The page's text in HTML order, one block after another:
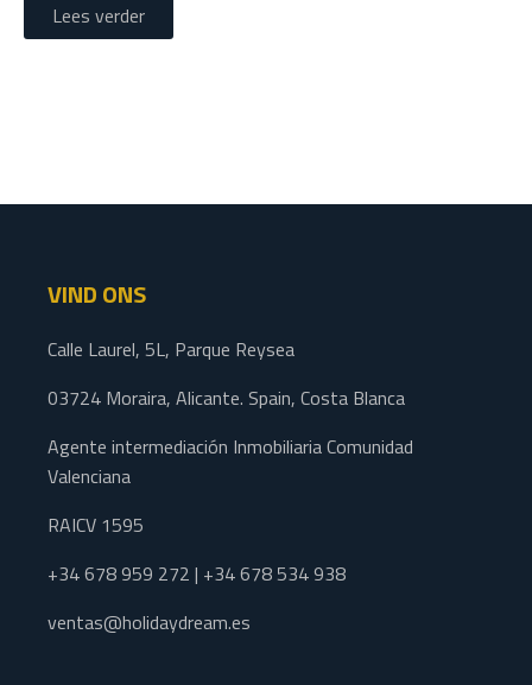
Lees verder
VIND ONS
Calle Laurel, 5L, Parque Reysea
03724 Moraira, Alicante. Spain, Costa Blanca
Agente intermediación Inmobiliaria Comunidad
Valenciana
RAICV 1595
+34 678 959 272 | +34 678 534 938
ventas@holidaydream.es